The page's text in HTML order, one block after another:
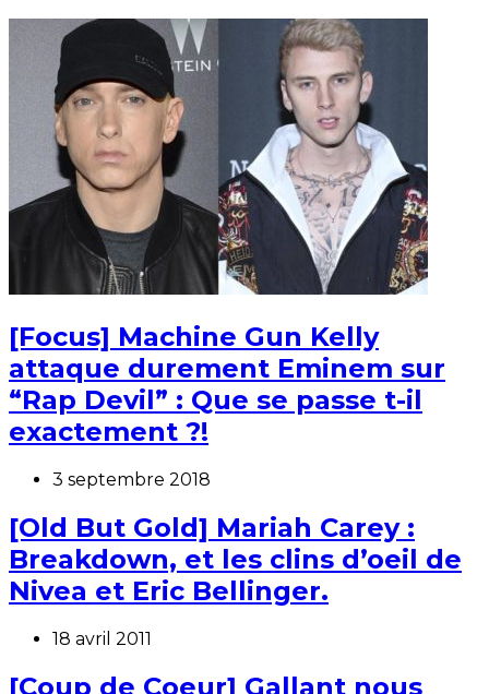
[Focus] Machine Gun Kelly
attaque durement Eminem sur
“Rap Devil” : Que se passe t-il
exactement ?!
3 septembre 2018
[Old But Gold] Mariah Carey :
Breakdown, et les clins d’oeil de
Nivea et Eric Bellinger.
18 avril 2011
[Coup de Coeur] Gallant nous